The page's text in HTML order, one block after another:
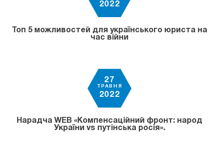
2022
Топ 5 можливостей для українського юриста на
час вiйни
27
ТРАВНЯ
2022
Нарадча WEB «Компенсаційний фронт: народ
України vs путінська росія».